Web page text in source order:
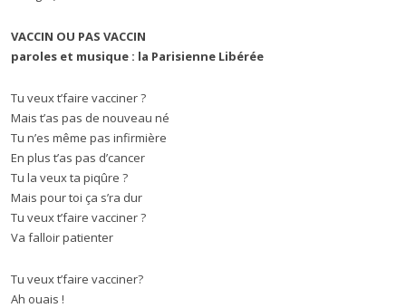
VACCIN OU PAS VACCIN
paroles et musique : la Parisienne Libérée
Tu veux t’faire vacciner ?
Mais t’as pas de nouveau né
Tu n’es même pas infirmière
En plus t’as pas d’cancer
Tu la veux ta piqûre ?
Mais pour toi ça s’ra dur
Tu veux t’faire vacciner ?
Va falloir patienter
Tu veux t’faire vacciner?
Ah ouais !